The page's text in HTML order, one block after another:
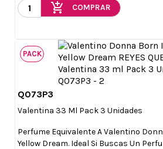
add_shopping_cart COMPRAR
Q073P3
Valentina 33 Ml Pack 3 Unidades
Perfume Equivalente A Valentino
Yellow Dream. Ideal Si Buscas Un
PACK